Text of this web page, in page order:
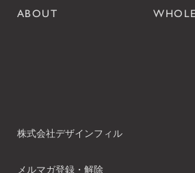
ABOUT
株式会社デザインフィル
メルマガ登録・解除